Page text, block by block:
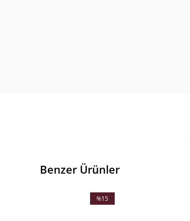
Benzer Ürünler
%15